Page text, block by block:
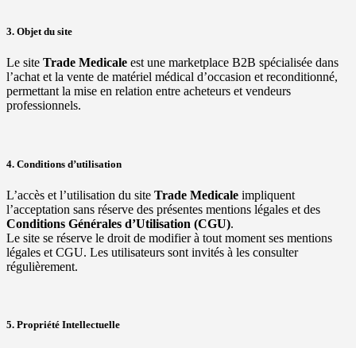
3. Objet du site
Le site Trade Medicale est une marketplace B2B spécialisée dans
l’achat et la vente de matériel médical d’occasion et reconditionné,
permettant la mise en relation entre acheteurs et vendeurs
professionnels.
4. Conditions d’utilisation
L’accès et l’utilisation du site Trade Medicale impliquent
l’acceptation sans réserve des présentes mentions légales et des
Conditions Générales d’Utilisation (CGU).
Le site se réserve le droit de modifier à tout moment ses mentions
légales et CGU. Les utilisateurs sont invités à les consulter
régulièrement.
5. Propriété Intellectuelle